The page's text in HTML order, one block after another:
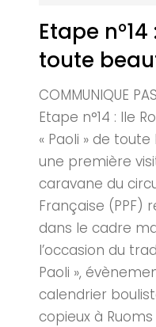
Etape
toute
COMMUNIQUE
Etape n°14 : Ile
« Paoli » de
une première
caravane du
Française (PPF)
dans le cadre
l’occasion du
Paoli »,
calendrier
copieux à